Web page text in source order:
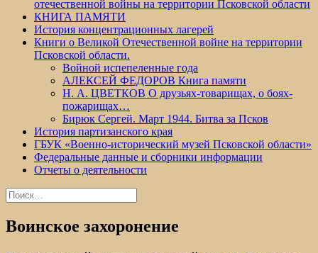
отечественной войны на территории Псковской области
КНИГА ПАМЯТИ
История концентрационных лагерей
Книги о Великой Отечественной войне на территории
Псковской области.
Войной испепеленные года
АЛЕКСЕЙ ФЕДОРОВ Книга памяти
Н. А. ЦВЕТКОВ О друзьях-товарищах, о боях-
пожарищах…
Бирюк Сергей. Март 1944. Битва за Псков
История партизанского края
ГБУК «Военно-исторический музей Псковской области»
Федеральные данные и сборники информации
Отчеты о деятельности
Найти:
Воинское захоронение